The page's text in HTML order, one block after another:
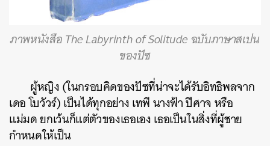
ภาพหนังสือ The Labyrinth of Solitude ฉบับภาษาสเปน
ของปัซ
ผู้หญิง (ในกรอบคิดของปัซที่น่าจะได้รับอิทธิพลจาก
เดอ โบวัวร์) เป็นได้ทุกอย่าง เทพี นางฟ้า ปีศาจ หรือ
แม่มด ยกเว้นก็แต่ตัวของเธอเอง เธอเป็นในสิ่งที่ผู้ชาย
กำหนดให้เป็น